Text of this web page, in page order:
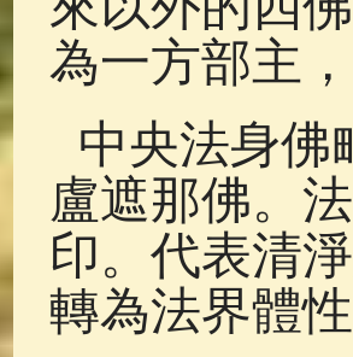
為一方部主
中央法身佛
盧遮那佛。
印。代表清
轉為法界體性